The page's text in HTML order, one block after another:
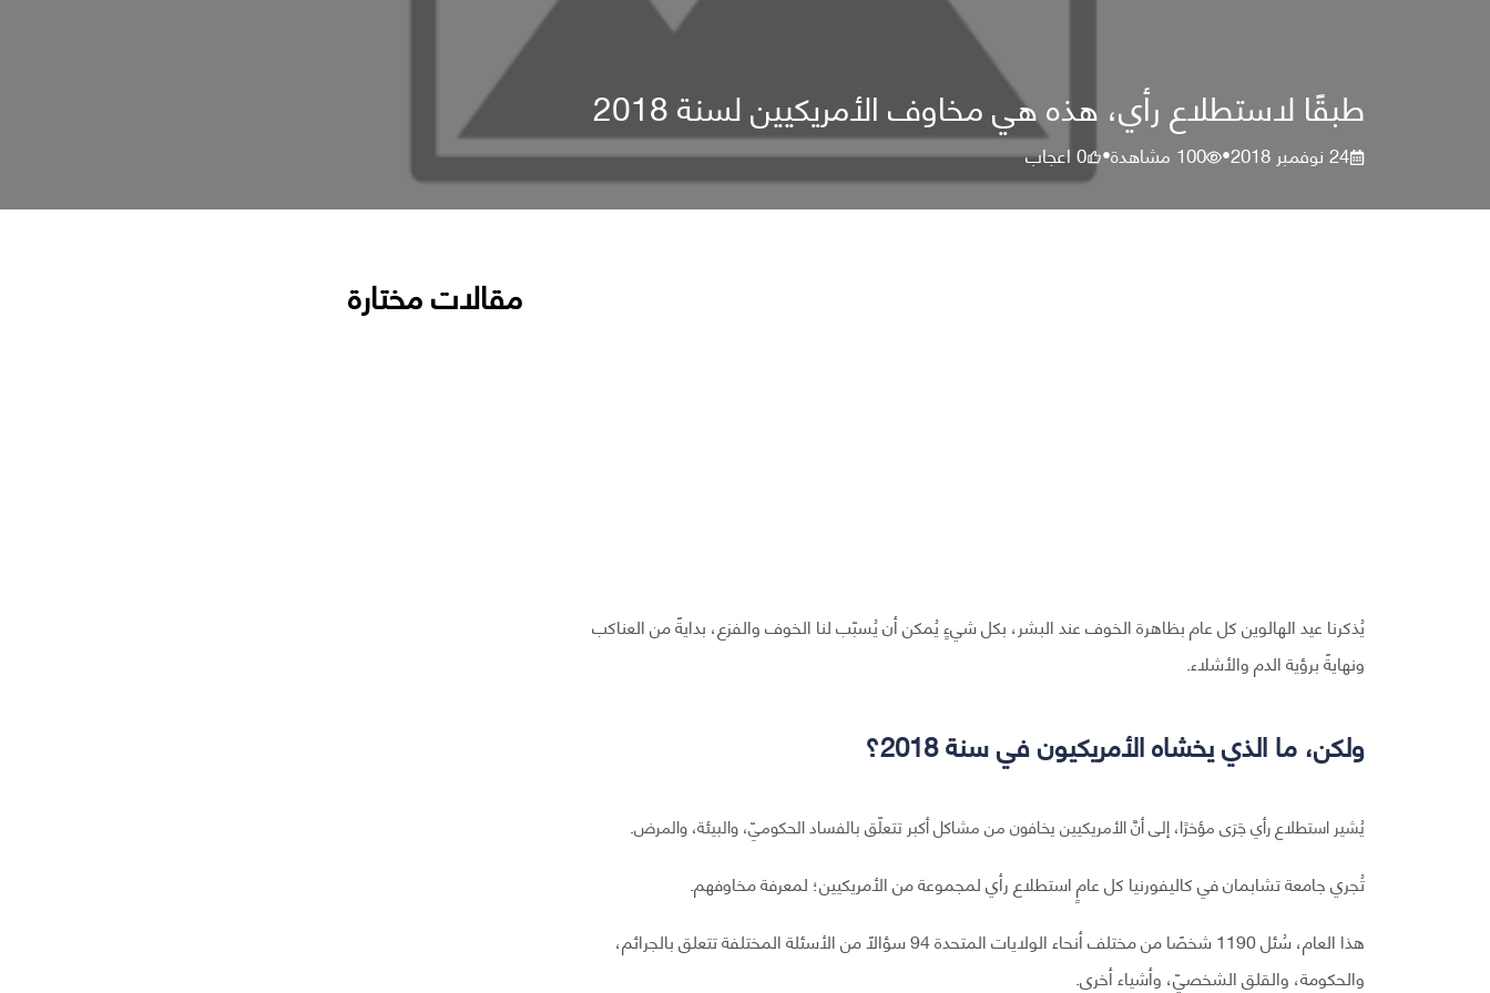
طبقًا لاستطلاع رأي، هذه هي مخاوف الأمريكيين لسنة 2018
24 نوفمبر 2018 •
100 مشاهدة•
0اعجاب
يُذكرنا عيد الهالوين كل عام بظاهرة الخوف عند البشر، بكل شيءٍ يُمكن أن يُسبّب لنا الخوف والفزع، بدايةً من العناكب
ونهايةً برؤية الدم والأشلاء.
ولكن، ما الذي يخشاه الأمريكيون في سنة 2018؟
يُشير استطلاع رأي جَرَى مؤخرًا، إلى أنَّ الأمريكيين يخافون من مشاكل أكبر تتعلّق بالفساد الحكوميّ، والبيئة، والمرض.
تُجري جامعة تشابمان في كاليفورنيا كل عامٍ استطلاع رأي لمجموعة من الأمريكيين؛ لمعرفة مخاوفهم.
هذا العام، سُئل 1190 شخصًا من مختلف أنحاء الولايات المتحدة 94 سؤالًا من الأسئلة المختلفة تتعلق بالجرائم،
والحكومة، والقلق الشخصيّ، وأشياء أخرى.
مقالات مختارة